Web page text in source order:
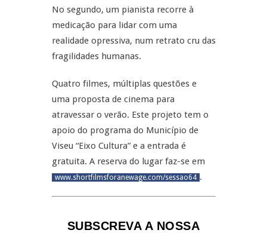
No segundo, um pianista recorre à
medicação para lidar com uma
realidade opressiva, num retrato cru das
fragilidades humanas.
Quatro filmes, múltiplas questões e
uma proposta de cinema para
atravessar o verão. Este projeto tem o
apoio do programa do Município de
Viseu “Eixo Cultura” e a entrada é
gratuita. A reserva do lugar faz-se em
www.shortfilmsforanewage.com/sessao64 .
SUBSCREVA A NOSSA